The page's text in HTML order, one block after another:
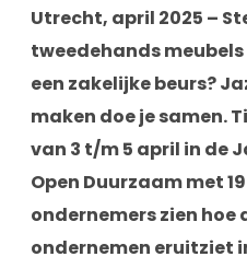
Utrecht, april 2025 –
tweedehands
een zakelijke beurs?
maken doe je samen.
van 3 t/m 5 april in de
Open Duurzaam met
ondernemers zien
ondernemen eruitziet